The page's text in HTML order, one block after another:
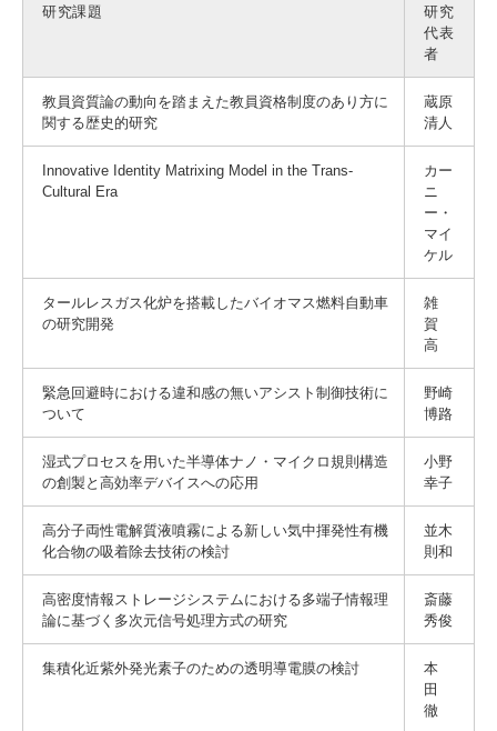
研究課題
研究
代表
者
教員資質論の動向を踏まえた教員資格制度のあり方に
関する歴史的研究
蔵原
清人
Innovative Identity Matrixing Model in the Trans-
Cultural Era
カー
ニ
ー・
マイ
ケル
タールレスガス化炉を搭載したバイオマス燃料自動車
の研究開発
雑
賀
高
緊急回避時における違和感の無いアシスト制御技術に
ついて
野崎
博路
湿式プロセスを用いた半導体ナノ・マイクロ規則構造
の創製と高効率デバイスへの応用
小野
幸子
高分子両性電解質液噴霧による新しい気中揮発性有機
化合物の吸着除去技術の検討
並木
則和
高密度情報ストレージシステムにおける多端子情報理
論に基づく多次元信号処理方式の研究
斎藤
秀俊
集積化近紫外発光素子のための透明導電膜の検討
本
田
徹